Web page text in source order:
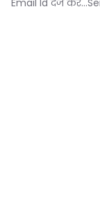
Email Id दर्ज